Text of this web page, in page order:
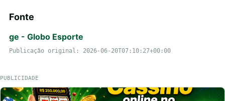
Fonte
ge - Globo Esporte
Publicação original: 2026-06-20T07:10:27+00:00
PUBLICIDADE